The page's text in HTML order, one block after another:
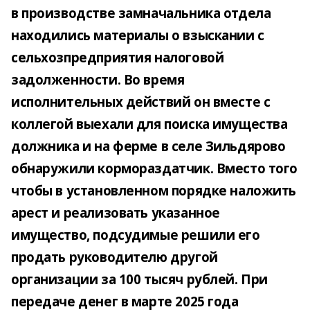
в производстве замначальника отдела
находились материалы о взыскании с
сельхозпредприятия налоговой
задолженности. Во время
исполнительных действий он вместе с
коллегой выехали для поиска имущества
должника и на ферме в селе Зильдярово
обнаружили кормораздатчик. Вместо того
чтобы в установленном порядке наложить
арест и реализовать указанное
имущество, подсудимые решили его
продать руководителю другой
организации за 100 тысяч рублей. При
передаче денег в марте 2025 года